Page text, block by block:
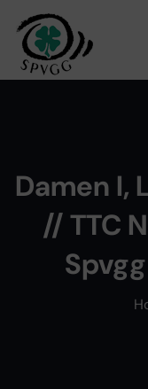
springen
Damen I,
// TTC